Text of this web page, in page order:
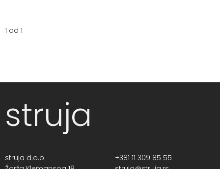
1 od 1
struja
struja d.o.o.
+381 11 309 85 55